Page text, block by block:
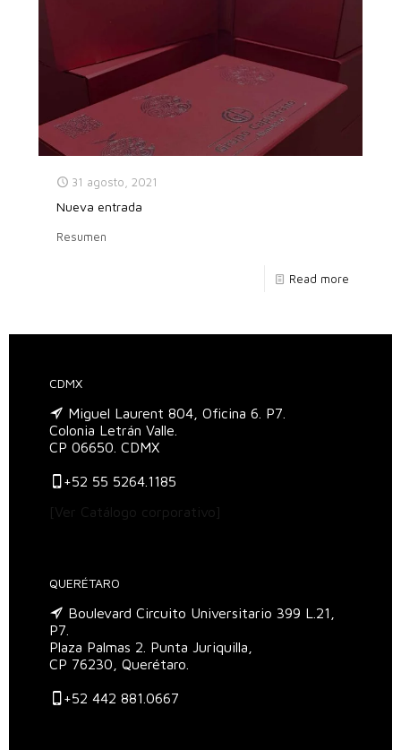
31 agosto, 2021
Nueva entrada
Resumen
Read more
CDMX
Miguel Laurent 804, Oficina 6. P7.
Colonia Letrán Valle.
CP 06650. CDMX
+52 55 5264.1185
[Ver Catálogo corporativo]
QUERÉTARO
Boulevard Circuito Universitario 399 L.21,
P7.
Plaza Palmas 2. Punta Juriquilla,
CP 76230, Querétaro.
+52 442 881.0667